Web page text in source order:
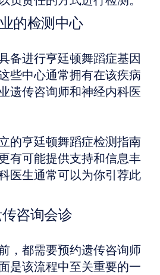
的检测中心
备进行亨廷顿舞蹈症基因
些中心通常拥有在该疾病
遗传咨询师和神经内科医
的亨廷顿舞蹈症检测指南
有可能提供支持和信息丰
医生通常可以为你引荐此
咨询会诊
，都需要预约遗传咨询师
是该流程中至关重要的一